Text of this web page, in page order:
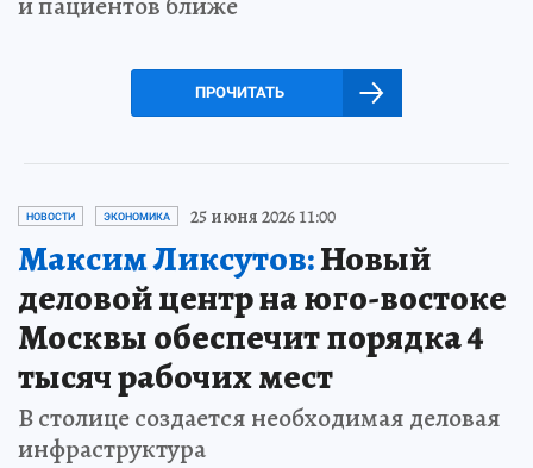
ПРОЧИТАТЬ
НОВОСТИ ЭКОНОМИКА 25 июня 2026 11:00
Максим Ликсутов:Новый
деловой центр на юго-востоке
Москвы обеспечит порядка 4
тысяч рабочих мест
В столице создается необходимая деловая
инфраструктура